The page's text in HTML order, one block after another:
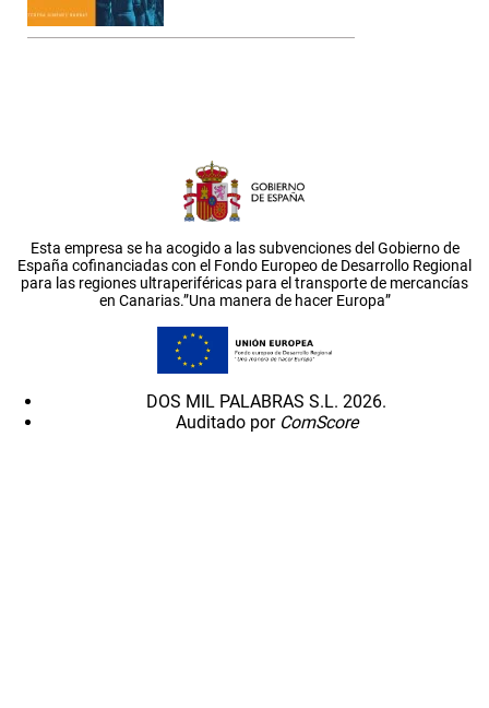
Esta empresa se ha acogido a las subvenciones del Gobierno de
España cofinanciadas con el Fondo Europeo de Desarrollo Regional
para las regiones ultraperiféricas para el transporte de mercancías
en Canarias.”Una manera de hacer Europa”
DOS MIL PALABRAS S.L. 2026.
Auditado por ComScore